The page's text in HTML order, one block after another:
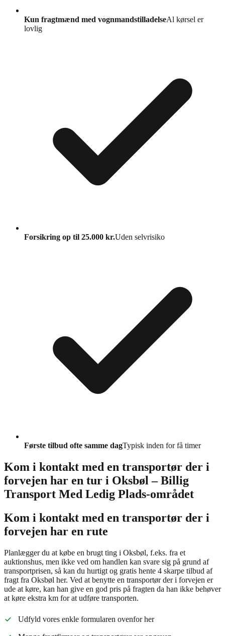
Kun fragtmænd med vognmandstilladelseAl kørsel er
lovlig
Forsikring op til 25.000 kr.Uden selvrisiko
Første tilbud ofte samme dagTypisk inden for få timer
Kom i kontakt med en transportør der i
forvejen har en tur i Oksbøl – Billig
Transport Med Ledig Plads-området
Kom i kontakt med en transportør der i
forvejen har en rute
Planlægger du at købe en brugt ting i Oksbøl, f.eks. fra et
auktionshus, men ikke ved om handlen kan svare sig på grund af
transportprisen, så kan du hurtigt og gratis hente 4 skarpe tilbud af
fragt fra Oksbøl her. Ved at benytte en transportør der i forvejen er
ude at køre, kan han give en god pris på fragten da han ikke behøver
at køre ekstra km for at udføre transporten.
Udfyld vores enkle formularen ovenfor her